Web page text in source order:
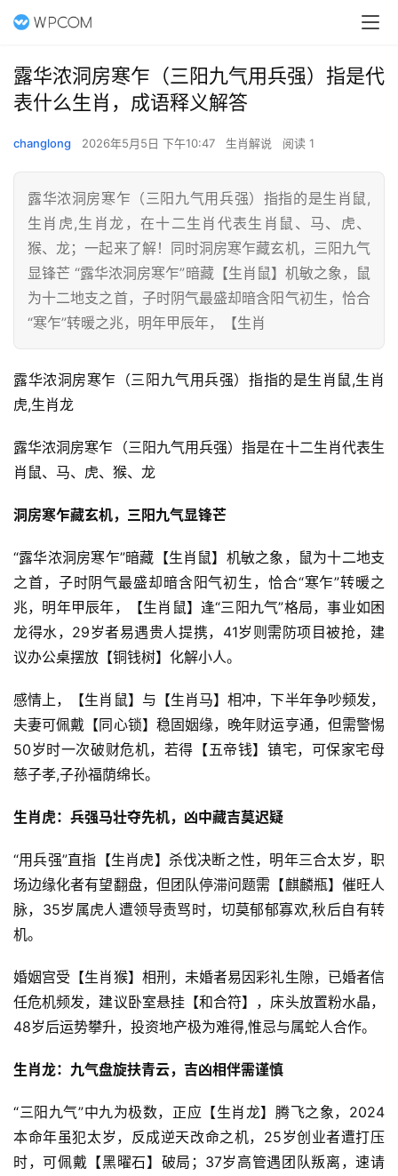
露华浓洞房寒乍（三阳九气用兵强）指是代
表什么生肖，成语释义解答
changlong 2026年5月5日 下午10:47 生肖解说 阅读 1
露华浓洞房寒乍（三阳九气用兵强）指指的是生肖鼠,
生肖虎,生肖龙，在十二生肖代表生肖鼠、马、虎、
猴、龙；一起来了解！同时洞房寒乍藏玄机，三阳九气
显锋芒 “露华浓洞房寒乍”暗藏【生肖鼠】机敏之象，鼠
为十二地支之首，子时阴气最盛却暗含阳气初生，恰合
“寒乍”转暖之兆，明年甲辰年，【生肖
露华浓洞房寒乍（三阳九气用兵强）指指的是生肖鼠,生肖
虎,生肖龙
露华浓洞房寒乍（三阳九气用兵强）指是在十二生肖代表生
肖鼠、马、虎、猴、龙
洞房寒乍藏玄机，三阳九气显锋芒
“露华浓洞房寒乍”暗藏【生肖鼠】机敏之象，鼠为十二地支
之首，子时阴气最盛却暗含阳气初生，恰合“寒乍”转暖之
兆，明年甲辰年，【生肖鼠】逢“三阳九气”格局，事业如困
龙得水，29岁者易遇贵人提携，41岁则需防项目被抢，建
议办公桌摆放【铜钱树】化解小人。
感情上，【生肖鼠】与【生肖马】相冲，下半年争吵频发，
夫妻可佩戴【同心锁】稳固姻缘，晚年财运亨通，但需警惕
50岁时一次破财危机，若得【五帝钱】镇宅，可保家宅母
慈子孝,子孙福荫绵长。
生肖虎：兵强马壮夺先机，凶中藏吉莫迟疑
“用兵强”直指【生肖虎】杀伐决断之性，明年三合太岁，职
场边缘化者有望翻盘，但团队停滞问题需【麒麟瓶】催旺人
脉，35岁属虎人遭领导责骂时，切莫郁郁寡欢,秋后自有转
机。
婚姻宫受【生肖猴】相刑，未婚者易因彩礼生隙，已婚者信
任危机频发，建议卧室悬挂【和合符】，床头放置粉水晶，
48岁后运势攀升，投资地产极为难得,惟忌与属蛇人合作。
生肖龙：九气盘旋扶青云，吉凶相伴需谨慎
“三阳九气”中九为极数，正应【生肖龙】腾飞之象，2024
本命年虽犯太岁，反成逆天改命之机，25岁创业者遭打压
时，可佩戴【黑曜石】破局；37岁高管遇团队叛离，速请